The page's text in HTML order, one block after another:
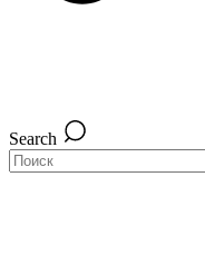
Search